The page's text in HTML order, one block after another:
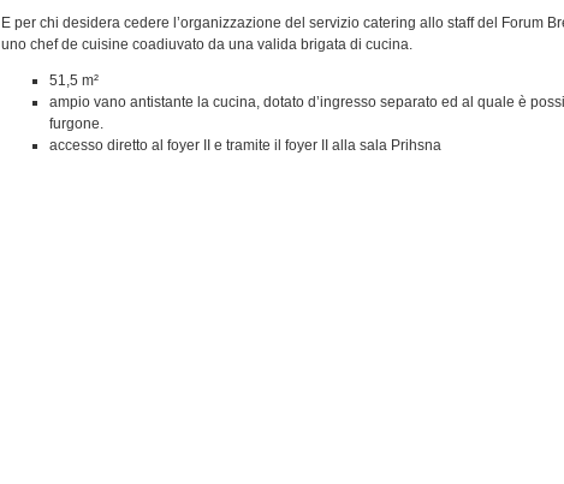
E per chi desidera cedere l’organizzazione del servizio catering allo staff del Forum
uno chef de cuisine coadiuvato da una valida brigata di cucina.
51,5 m²
ampio vano antistante la cucina, dotato d’ingresso separato ed al quale è
furgone.
accesso diretto al foyer II e tramite il foyer II alla sala Prihsna